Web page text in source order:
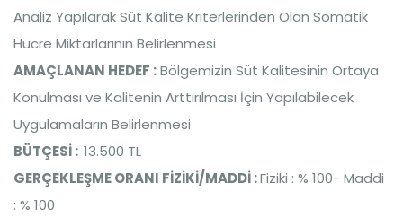
Analiz Yapılarak Süt Kalite Kriterlerinden Olan Somatik
Hücre Miktarlarının Belirlenmesi
AMAÇLANAN HEDEF :Bölgemizin Süt Kalitesinin Ortaya
Konulması ve Kalitenin Arttırılması İçin Yapılabilecek
Uygulamaların Belirlenmesi
BÜTÇESİ : 13.500 TL
GERÇEKLEŞME ORANI FİZİKİ/MADDİ :Fiziki : % 100- Maddi
: % 100